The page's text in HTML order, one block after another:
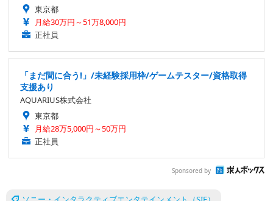
東京都
月給30万円～51万8,000円
正社員
「まだ間に合う!」/未経験採用枠/ゲームテスター/資格取得
支援あり
AQUARIUS株式会社
東京都
月給28万5,000円～50万円
正社員
Sponsored by